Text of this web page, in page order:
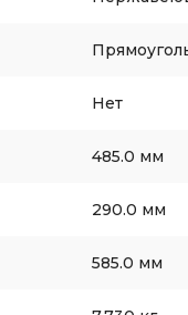
Нет
485.0 мм
290.0 мм
585.0 мм